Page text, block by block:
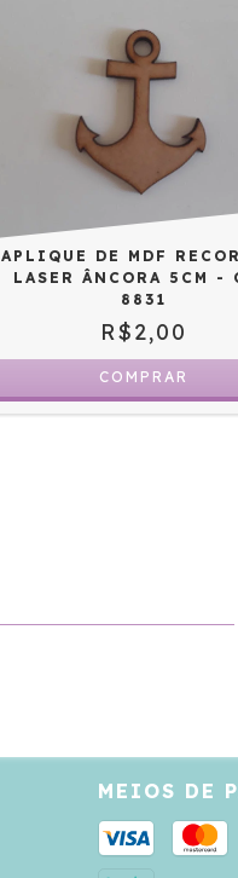
APLIQUE DE MDF
LASER ÂNCORA 5CM -
8831
R$2,00
MEIOS DE